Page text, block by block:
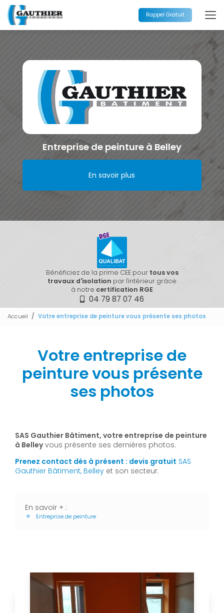
Aller
au
contenu
principal
Rappel Gratuit
Entreprise de peinture à Belley
En savoir plus
Bénéficiez de la prime CEE pourtous vos
travaux d'isolation par l'intérieur grâce
à notre certification RGE
04 79 87 07 46
Accueil Votre entreprise de peinture vous présente ses photos
Votre entreprise de
peinture vous présente
ses photos
SAS Gauthier Bâtiment, votre entreprise de peinture
à Belleyvous présente ses dernières photos.
Prenez contact dès à présent : devis gratuit SAS
Gauthier Bâtiment, Belley et son secteur.
En savoir + :
Entreprise de peinture